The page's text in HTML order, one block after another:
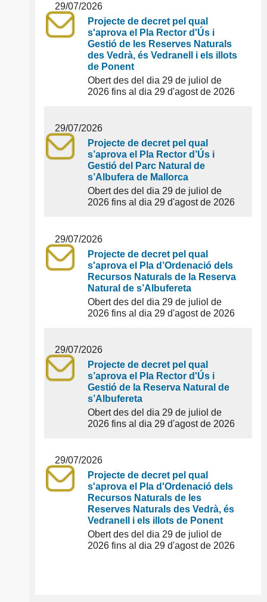
29/07/2026
Projecte de decret pel qual
s'aprova el Pla Rector d'Ús i
Gestió de les Reserves Naturals
des Vedrà, és Vedranell i els illots
de Ponent
Obert des del dia 29 de juliol de
2026 fins al dia 29 d'agost de 2026
29/07/2026
Projecte de decret pel qual
s’aprova el Pla Rector d’Ús i
Gestió del Parc Natural de
s’Albufera de Mallorca
Obert des del dia 29 de juliol de
2026 fins al dia 29 d'agost de 2026
29/07/2026
Projecte de decret pel qual
s'aprova el Pla d’Ordenació dels
Recursos Naturals de la Reserva
Natural de s’Albufereta
Obert des del dia 29 de juliol de
2026 fins al dia 29 d'agost de 2026
29/07/2026
Projecte de decret pel qual
s’aprova el Pla Rector d'Ús i
Gestió de la Reserva Natural de
s’Albufereta
Obert des del dia 29 de juliol de
2026 fins al dia 29 d'agost de 2026
29/07/2026
Projecte de decret pel qual
s'aprova el Pla d'Ordenació dels
Recursos Naturals de les
Reserves Naturals des Vedrà, és
Vedranell i els illots de Ponent
Obert des del dia 29 de juliol de
2026 fins al dia 29 d'agost de 2026